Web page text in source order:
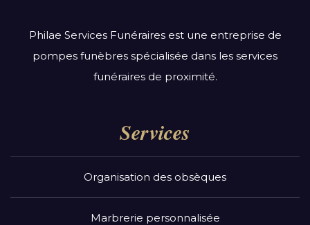
Philae Services Funéraires est une entreprise de
pompes funèbres spécialisée dans les services
funéraires de proximité.
Services
Organisation des obsèques
Marbrerie personnalisée